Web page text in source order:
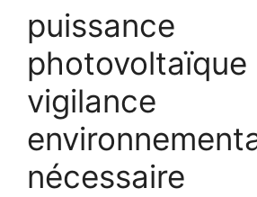
puissance
photovoltaïque
vigilance
nécessaire